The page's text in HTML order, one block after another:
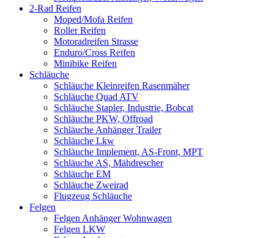
2-Rad Reifen
Moped/Mofa Reifen
Roller Reifen
Motoradreifen Strasse
Enduro/Cross Reifen
Minibike Reifen
Schläuche
Schläuche Kleinreifen Rasenmäher
Schläuche Quad ATV
Schläuche Stapler, Industrie, Bobcat
Schläuche PKW, Offroad
Schläuche Anhänger Trailer
Schläuche Lkw
Schläuche Implement, AS-Front, MPT
Schläuche AS, Mähdrescher
Schläuche EM
Schläuche Zweirad
Flugzeug Schläuche
Felgen
Felgen Anhänger Wohnwagen
Felgen LKW